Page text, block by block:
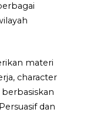
materi
character
dan